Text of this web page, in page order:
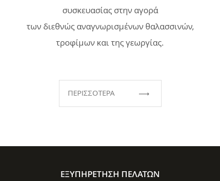
συσκευασίας στην αγορά
των διεθνώς αναγνωρισμένων θαλασσινών,
τροφίμων και της γεωργίας.
ΠΕΡΙΣΣΟΤΕΡΑ
ΕΞΥΠΗΡΕΤΗΣΗ ΠΕΛΑΤΩΝ